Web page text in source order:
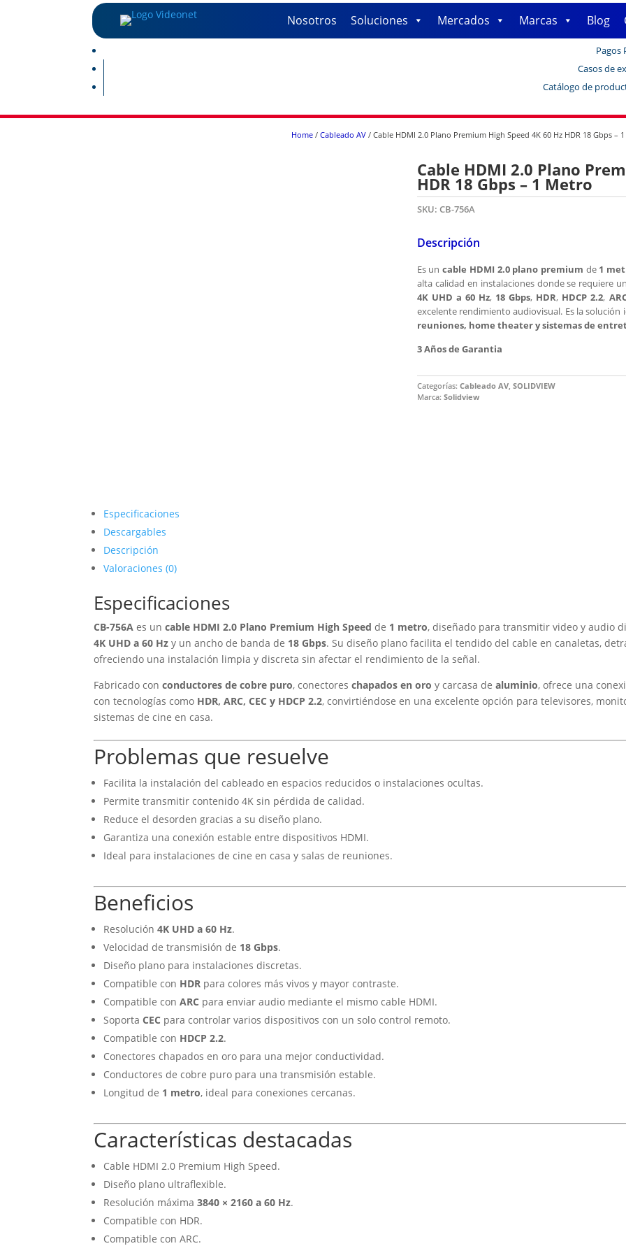
Nosotros Soluciones Mercados Marcas Blog
Pagos
Casos de
Catálogo de
Home/ Cableado AV/ Cable HDMI 2.0 Plano Premium High Speed 4K 60 Hz HDR 18 Gbps –
Cable HDMI 2.0 Plano
HDR 18 Gbps – 1 Metro
SKU: CB-756A
Descripción
Es uncable HDMI 2.0 plano premium de 1
alta calidad en instalaciones donde se requiere
4K UHD a 60 Hz, 18 Gbps, HDR, HDCP 2.2,
excelente rendimiento audiovisual. Es la solución
reuniones, home theater y sistemas de
3 Años de Garantia
Categorías: Cableado AV, SOLIDVIEW
Marca: Solidview
Especificaciones
Descargables
Descripción
Valoraciones (0)
Especificaciones
CB-756A es uncable HDMI 2.0 Plano Premium High Speed de 1 metro, diseñado para transmitir video y audio
4K UHD a 60 Hz y un ancho de banda de 18 Gbps. Su diseño plano facilita el tendido del cable en canaletas,
ofreciendo una instalación limpia y discreta sin afectar el rendimiento de la señal.
Fabricado conconductores de cobre puro, conectoreschapados en oro y carcasa dealuminio, ofrece una
con tecnologías como HDR, ARC, CEC y HDCP 2.2, convirtiéndose en una excelente opción para televisores,
sistemas de cine en casa.
Problemas que resuelve
Facilita la instalación del cableado en espacios reducidos o instalaciones ocultas.
Permite transmitir contenido 4K sin pérdida de calidad.
Reduce el desorden gracias a su diseño plano.
Garantiza una conexión estable entre dispositivos HDMI.
Ideal para instalaciones de cine en casa y salas de reuniones.
Beneficios
Resolución4K UHD a 60 Hz.
Velocidad de transmisión de 18 Gbps.
Diseño plano para instalaciones discretas.
Compatible con HDR para colores más vivos y mayor contraste.
Compatible conARC para enviar audio mediante el mismo cable HDMI.
SoportaCEC para controlar varios dispositivos con un solo control remoto.
Compatible con HDCP 2.2.
Conectores chapados en oro para una mejor conductividad.
Conductores de cobre puro para una transmisión estable.
Longitud de 1 metro, ideal para conexiones cercanas.
Características destacadas
Cable HDMI 2.0 Premium High Speed.
Diseño plano ultraflexible.
Resolución máxima3840 × 2160 a 60 Hz.
Compatible con HDR.
Compatible con ARC.